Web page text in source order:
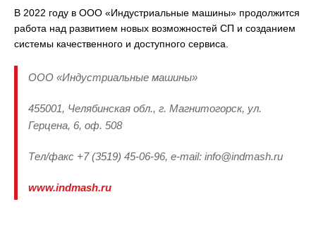
В 2022 году в ООО «Индустриальные машины» продолжится
работа над развитием новых возможностей СП и созданием
системы качественного и доступного сервиса.
ООО «Индустриальные машины»
455001, Челябинская обл., г. Магнитогорск, ул.
Герцена, 6, оф. 508
Тел/факс +7 (3519) 45-06-96, e-mail: info@indmash.ru
www.indmash.ru